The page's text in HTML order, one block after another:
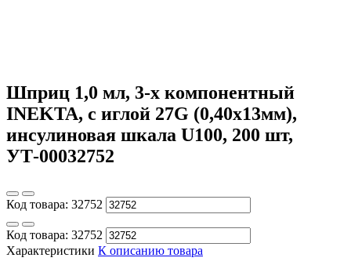
Шприц 1,0 мл, 3-х компонентный
INEKTA, с иглой 27G (0,40х13мм),
инсулиновая шкала U100, 200 шт,
УТ-00032752
Код товара: 32752
Код товара: 32752
Характеристики К описанию товара